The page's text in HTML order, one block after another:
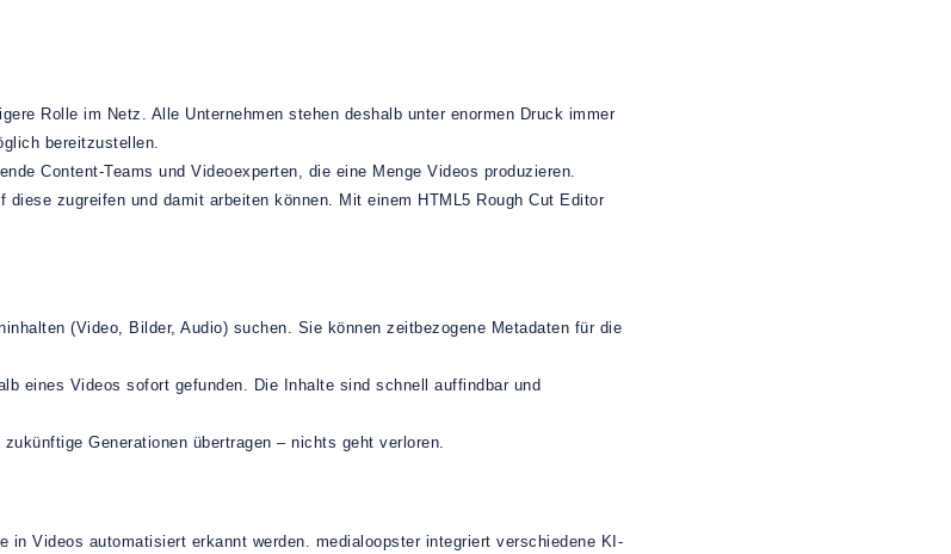
Rolle im Netz. Alle Unternehmen stehen deshalb unter enormen Druck immer
bereitzustellen.
Content-Teams und Videoexperten, die eine Menge Videos produzieren.
zugreifen und damit arbeiten können. Mit einem HTML5 Rough Cut Editor
(Video, Bilder, Audio) suchen. Sie können zeitbezogene Metadaten für die
eines Videos sofort gefunden. Die Inhalte sind schnell auffindbar und
Generationen übertragen – nichts geht verloren.
Videos automatisiert erkannt werden. medialoopster integriert verschiedene KI-